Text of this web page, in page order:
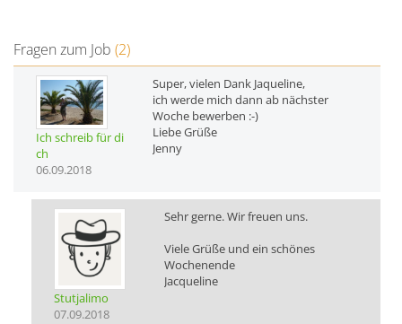
Fragen zum Job (2)
Ich schreib für di
ch
06.09.2018
Super, vielen Dank Jaqueline,
ich werde mich dann ab nächster
Woche bewerben :-)
Liebe Grüße
Jenny
Stutjalimo
07.09.2018
Sehr gerne. Wir freuen uns.
Viele Grüße und ein schönes
Wochenende
Jacqueline